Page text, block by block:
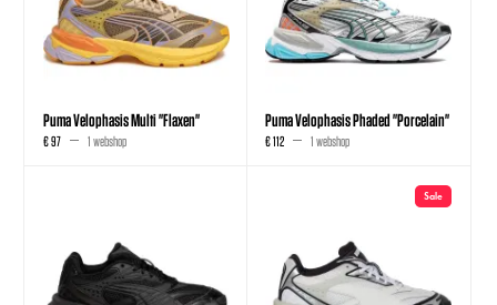
Puma Velophasis Multi "Flaxen"
€ 97 1 webshop
Puma Velophasis Phaded "Porcelain"
€ 112 1 webshop
Sale